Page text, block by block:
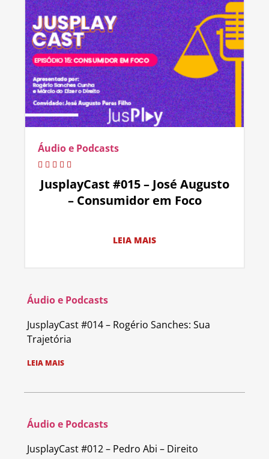
Áudio e Podcasts
JusplayCast #015 – José Augusto
– Consumidor em Foco
LEIA MAIS
Áudio e Podcasts
JusplayCast #014 – Rogério Sanches: Sua
Trajetória
LEIA MAIS
Áudio e Podcasts
JusplayCast #012 – Pedro Abi – Direito